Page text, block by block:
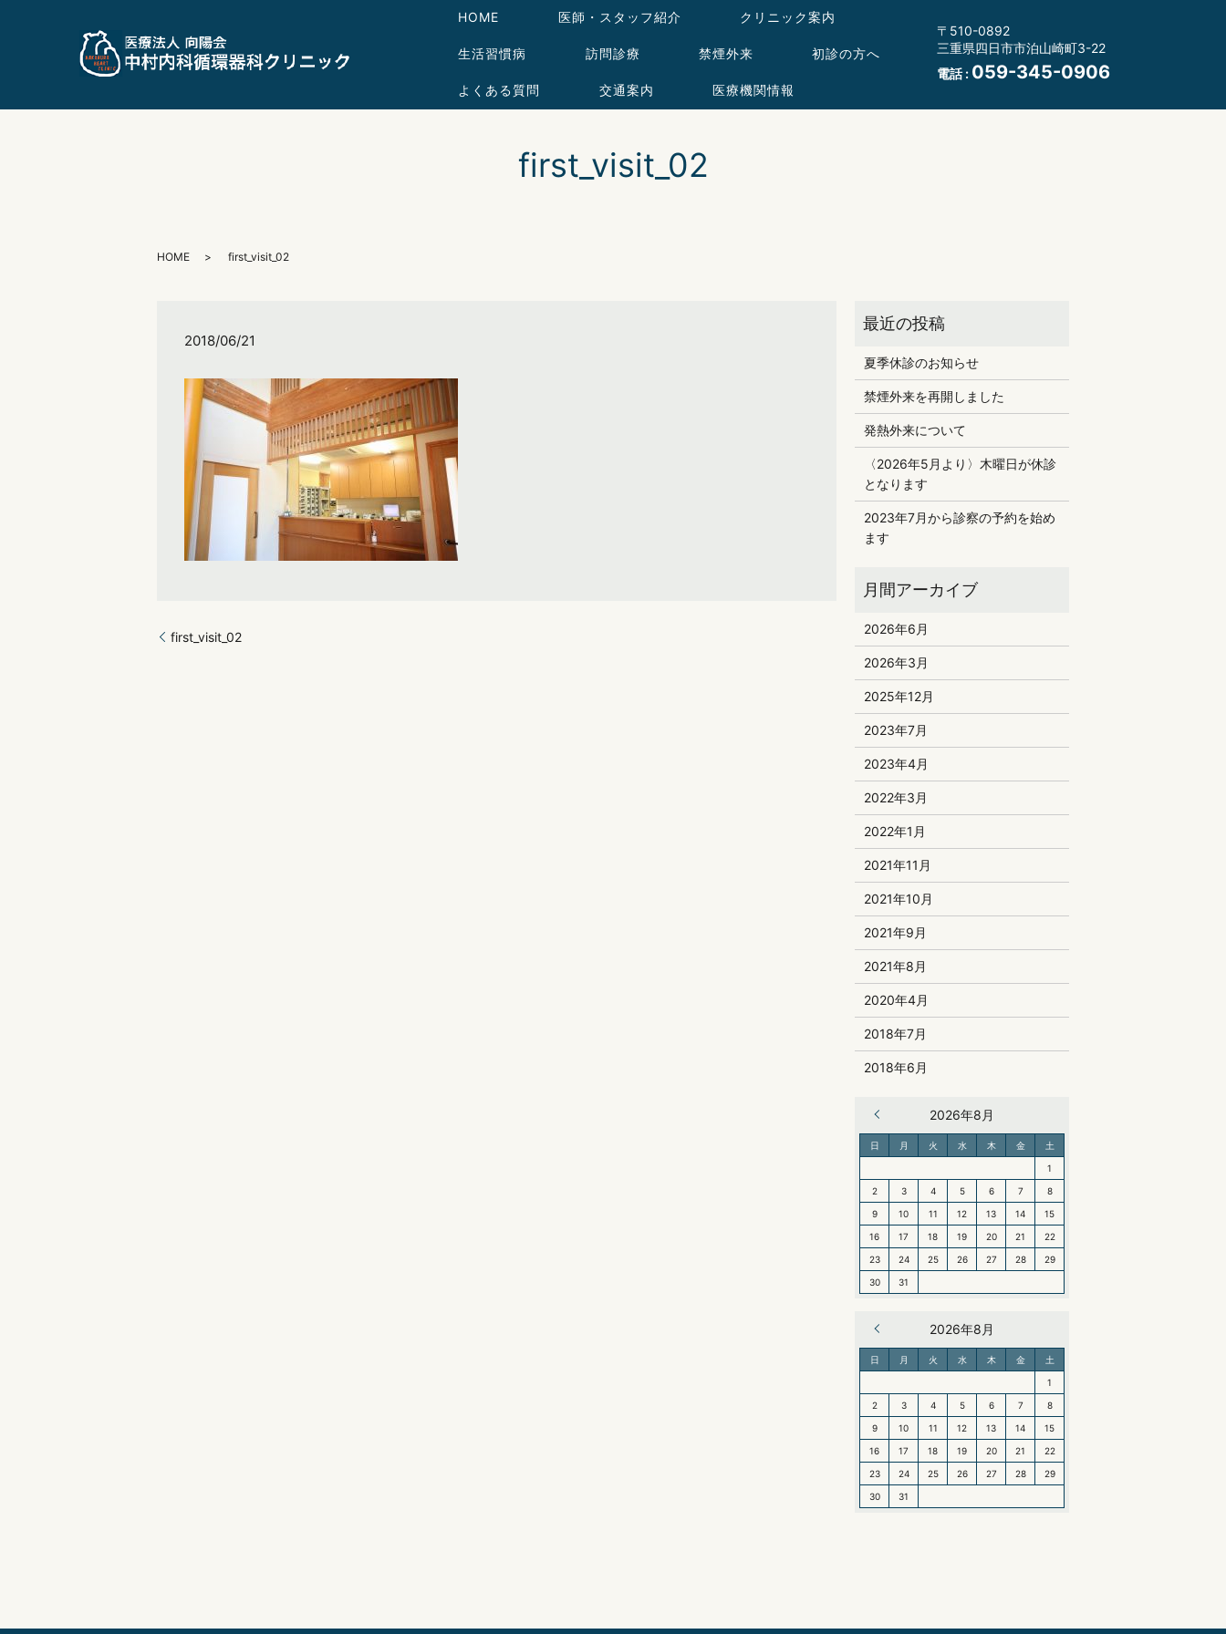
HOME 医師・スタッフ紹介 クリニック案内
生活習慣病 訪問診療 禁煙外来 初診の方へ
よくある質問 交通案内 医療機関情報
〒510-0892
三重県四日市市泊山崎町3-22
電話 : 059-345-0906
first_visit_02
HOME first_visit_02
2018/06/21
first_visit_02
夏季休診のお知らせ
禁煙外来を再開しました
発熱外来について
〈2026年5月より〉木曜日が休診
となります
2023年7月から診察の予約を始め
ます
2026年6月
2026年3月
2025年12月
2023年7月
2023年4月
2022年3月
2022年1月
2021年11月
2021年10月
2021年9月
2021年8月
2020年4月
2018年7月
2018年6月
2026年8月
日 月 火 水 木 金 土
1
2 3 4 5 6 7 8
9 10 11 12 13 14 15
16 17 18 19 20 21 22
23 24 25 26 27 28 29
30 31
2026年8月
日 月 火 水 木 金 土
1
2 3 4 5 6 7 8
9 10 11 12 13 14 15
16 17 18 19 20 21 22
23 24 25 26 27 28 29
30 31